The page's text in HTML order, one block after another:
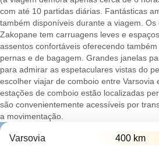
com até 10 partidas diárias. Fantásticas
também disponíveis durante a viagem. Os
Zakopane tem carruagens leves e
assentos confortáveis oferecendo
pernas e de bagagem. Grandes janelas
para admirar as espetaculares vistas do
escolher viajar de comboio entre Varsovia
estações de comboio estão localizadas
são convenientemente acessíveis por
a movimentação.
Varsovia 400 km